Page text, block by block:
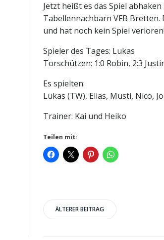
Jetzt heißt es das Spiel
Tabellennachbarn VFB
und hat noch kein Spiel verloren!
Spieler des Tages: Lukas
Torschützen: 1:0 Robin, 2:3
Es spielten:
Lukas (TW), Elias, Musti, Nico,
Trainer: Kai und Heiko
Teilen mit:
Post
navigation
ÄLTERER BEITRAG